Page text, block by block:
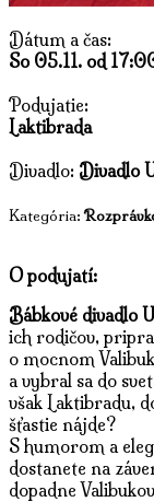
Dátum a čas:
So 05.11. od
Podujatie:
Laktibrada
Divadlo: Divadlo
Kategória:
O podujatí:
Bábkové divadlo
ich rodičov,
o mocnom
a vybral sa do
však Laktibradu,
šťastie nájde?
S humorom a
dostanete na
dopadne